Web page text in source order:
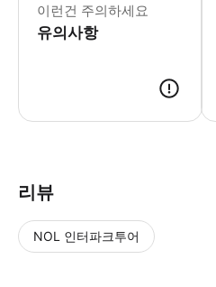
이런건 주의하세요
유의사항
리뷰
NOL 인터파크투어